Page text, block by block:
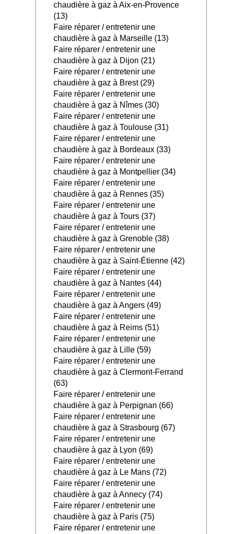
chaudière à gaz à Aix-en-Provence
(13)
Faire réparer / entretenir une
chaudière à gaz à Marseille (13)
Faire réparer / entretenir une
chaudière à gaz à Dijon (21)
Faire réparer / entretenir une
chaudière à gaz à Brest (29)
Faire réparer / entretenir une
chaudière à gaz à Nîmes (30)
Faire réparer / entretenir une
chaudière à gaz à Toulouse (31)
Faire réparer / entretenir une
chaudière à gaz à Bordeaux (33)
Faire réparer / entretenir une
chaudière à gaz à Montpellier (34)
Faire réparer / entretenir une
chaudière à gaz à Rennes (35)
Faire réparer / entretenir une
chaudière à gaz à Tours (37)
Faire réparer / entretenir une
chaudière à gaz à Grenoble (38)
Faire réparer / entretenir une
chaudière à gaz à Saint-Étienne (42)
Faire réparer / entretenir une
chaudière à gaz à Nantes (44)
Faire réparer / entretenir une
chaudière à gaz à Angers (49)
Faire réparer / entretenir une
chaudière à gaz à Reims (51)
Faire réparer / entretenir une
chaudière à gaz à Lille (59)
Faire réparer / entretenir une
chaudière à gaz à Clermont-Ferrand
(63)
Faire réparer / entretenir une
chaudière à gaz à Perpignan (66)
Faire réparer / entretenir une
chaudière à gaz à Strasbourg (67)
Faire réparer / entretenir une
chaudière à gaz à Lyon (69)
Faire réparer / entretenir une
chaudière à gaz à Le Mans (72)
Faire réparer / entretenir une
chaudière à gaz à Annecy (74)
Faire réparer / entretenir une
chaudière à gaz à Paris (75)
Faire réparer / entretenir une